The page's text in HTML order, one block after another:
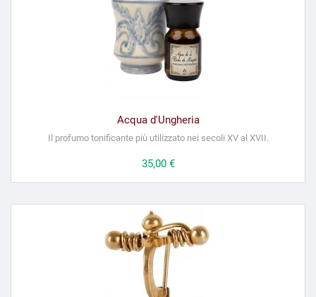
Acqua d'Ungheria
Il profumo tonificante più utilizzato nei secoli XV al XVII.
Prezzo
35,00 €